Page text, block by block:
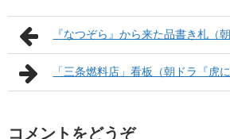
『なつぞら』から来た品書き札（
「三条燃料店」看板（朝ドラ『虎に
コメントをどうぞ